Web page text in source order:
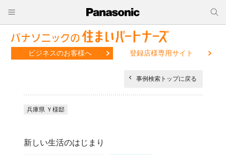
ビジネスのお客様へ 登録店様専用サイト
事例検索トップに戻る
兵庫県 Ｙ様邸
新しい生活のはじまり